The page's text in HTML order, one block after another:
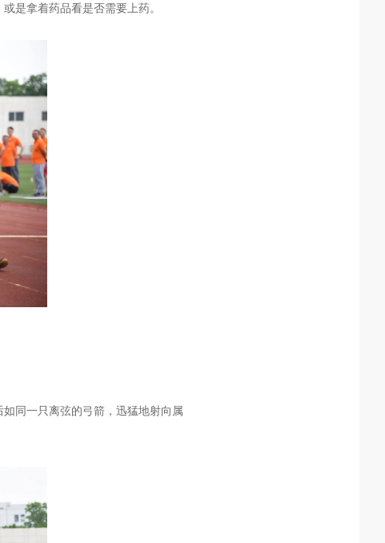
是拿着药品看是否需要上药。
同一只离弦的弓箭，迅猛地射向属